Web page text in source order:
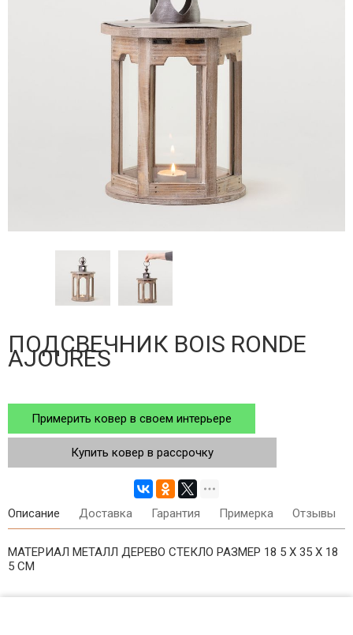
ПОДСВЕЧНИК BOIS RONDE
AJOURES
Примерить ковер в своем интерьере
Купить ковер в рассрочку
Описание Доставка Гарантия Примерка Отзывы
МАТЕРИАЛ МЕТАЛЛ ДЕРЕВО СТЕКЛО РАЗМЕР 18 5 X 35 X 18
5 СМ